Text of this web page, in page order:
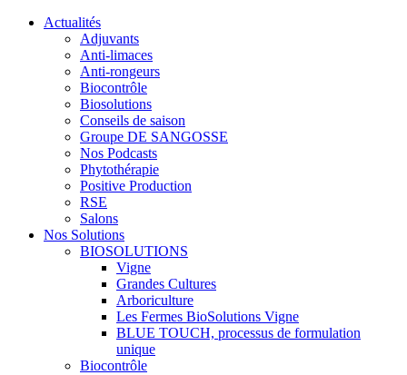
Actualités
Adjuvants
Anti-limaces
Anti-rongeurs
Biocontrôle
Biosolutions
Conseils de saison
Groupe DE SANGOSSE
Nos Podcasts
Phytothérapie
Positive Production
RSE
Salons
Nos Solutions
BIOSOLUTIONS
Vigne
Grandes Cultures
Arboriculture
Les Fermes BioSolutions Vigne
BLUE TOUCH, processus de formulation
unique
Biocontrôle